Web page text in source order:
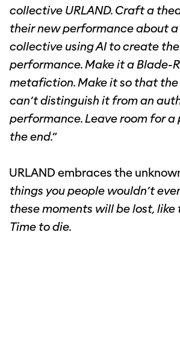
collective URLAND. Craft a
their new performance about
collective using AI to create
performance. Make it a Blade-
metafiction. Make it so that
can’t distinguish it from an
performance. Leave room for
the end.”
URLAND embraces the
things you people wouldn’t
these moments will be lost, like
Time to die.